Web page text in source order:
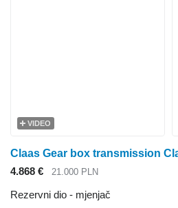
VIDEO
4.868 € 21.000 PLN
Rezervni dio - mjenjač